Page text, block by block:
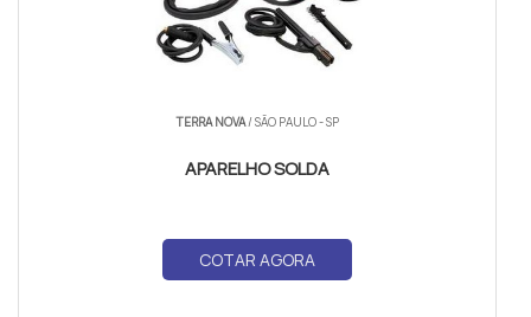
TERRA NOVA/ SÃO PAULO - SP
APARELHO SOLDA
COTAR AGORA